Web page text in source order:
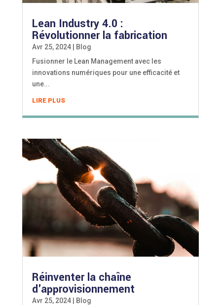
Lean Industry 4.0 :
Révolutionner la fabrication
Avr 25, 2024|
Blog
Fusionner le Lean Management avec les
innovations numériques pour une efficacité et
une...
LIRE PLUS
Réinventer la chaîne
d'approvisionnement
Avr 25, 2024|
Blog